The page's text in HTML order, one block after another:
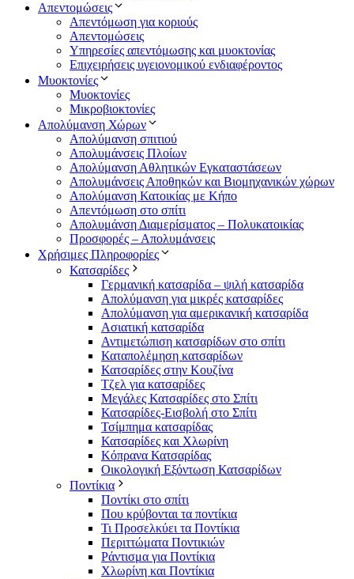
Απεντομώσεις
Απεντόμωση για κοριούς
Απεντομώσεις
Υπηρεσίες απεντόμωσης και μυοκτονίας
Επιχειρήσεις υγειονομικού ενδιαφέροντος
Μυοκτονίες
Μυοκτονίες
Μικροβιοκτονίες
Απολύμανση Χώρων
Απολύμανση σπιτιού
Απολυμάνσεις Πλοίων
Απολύμανση Αθλητικών Εγκαταστάσεων
Απολυμάνσεις Αποθηκών και Βιομηχανικών χώρων
Απολύμανση Κατοικίας με Κήπο
Απεντόμωση στο σπίτι
Απολυμάνση Διαμερίσματος – Πολυκατοικίας
Προσφορές – Απολυμάνσεις
Χρήσιμες Πληροφορίες
Κατσαρίδες
Γερμανική κατσαρίδα – ψιλή κατσαρίδα
Απολύμανση για μικρές κατσαρίδες
Απολύμανση για αμερικανική κατσαρίδα
Ασιατική κατσαρίδα
Αντιμετώπιση κατσαρίδων στο σπίτι
Καταπολέμηση κατσαρίδων
Κατσαρίδες στην Κουζίνα
Τζελ για κατσαρίδες
Μεγάλες Κατσαρίδες στο Σπίτι
Κατσαρίδες-Εισβολή στο Σπίτι
Τσίμπημα κατσαρίδας
Κατσαρίδες και Χλωρίνη
Κόπρανα Κατσαρίδας
Οικολογική Εξόντωση Κατσαρίδων
Ποντίκια
Ποντίκι στο σπίτι
Που κρύβονται τα ποντίκια
Τι Προσελκύει τα Ποντίκια
Περιττώματα Ποντικιών
Ράντισμα για Ποντίκια
Χλωρίνη και Ποντίκια